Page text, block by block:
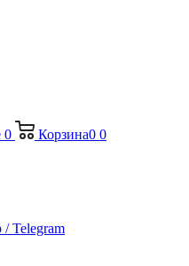
0 Корзина0 0
Telegram